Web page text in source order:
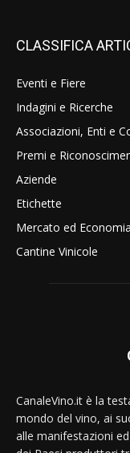
CLASSIFICA
Eventi e Fiere
Indagini e Ricerche
Associazioni, Enti e
Premi e
Aziende
Etichette
Mercato ed Economia
Cantine Vinicole
CanaleVino.it è la
mondo del vino, ai
alle manifestazioni